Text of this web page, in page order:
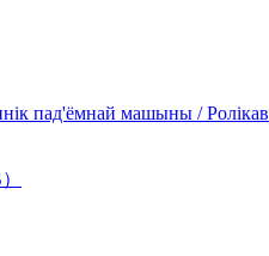
пад'ёмнай машыны /